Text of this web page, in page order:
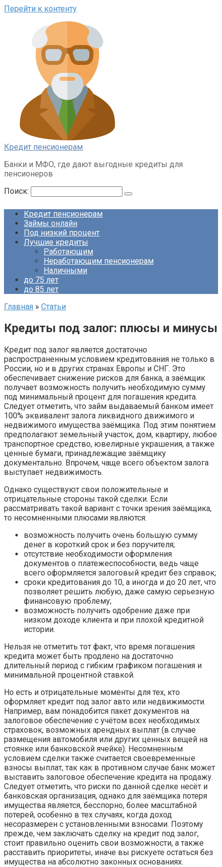
Перейти к контенту
Кредит пенсионерам
Банки и МФО, где дают выгодные кредиты для
пенсионеров
Поиск:
Кредит пенсионерам
Займы онлайн
Под низкий процент
Лучшие кредиты
Работающим
Неработающим пенсионерам
Наличными
до 75 лет
до 85 лет
Главная » Статьи
Кредиты под залог: плюсы и минусы
Кредит под залог является достаточно
распространенным условием кредитования не только в
России, но и в других странах Европы и СНГ. Это
обеспечивает снижение рисков для банка, а заёмщик
получает возможность получить необходимую сумму
под минимальный процент для погашения кредита.
Следует отметить, что займ выдаваемый банком имеет
100% эквивалент залога ликвидного движимого и
недвижимого имущества заёмщика. Под этим понятием
предполагают земельный участок, дом, квартиру, любое
транспортное средство, ювелирные украшения, а также
ценные бумаги, принадлежащие заёмщику
документально. Впрочем, чаще всего объектом залога
выступает недвижимость.
Однако существуют свои положительные и
отрицательные стороны такой сделки. Если
рассматривать такой вариант с точки зрения заёмщика,
то несомненными плюсами являются:
возможность получить очень большую сумму
денег в короткий срок и без поручителя;
отсутствие необходимости оформления
документов о платежеспособности, ведь чаще
всего оформляется залоговый кредит без справок;
сроки кредитования до 10, а иногда и до 20 лет, что
позволяет решить любую, даже самую серьезную
финансовую проблему;
возможность получить одобрение даже при
низком доходе клиента и при плохой кредитной
истории.
Нельзя не отметить тот факт, что время погашения
кредита может быть продлено на достаточно
длительный период с гибким графиком погашения и
минимальной процентной ставкой.
Но есть и отрицательные моменты для тех, кто
оформляет кредит под залог авто или недвижимости.
Например, вам понадобится пакет документов на
залоговое обеспечение с учётом всех необходимых
страховок, возможных арендных выплат (в случае
размещения автомобиля или других ценных вещей на
стоянке или банковской ячейке). Несомненным
условием сделки также считается своевременные
взносы выплат, так как в противном случае банк может
выставить залоговое обеспечение кредита на продажу.
Следует отметить, что риски по данной сделке несёт и
банковская организация, однако для заёмщика потеря
имущества является, бесспорно, более масштабной
потерей, особенно в тех случаях, когда доход
несоразмерен с установленными взносами. Поэтому
прежде, чем заключать сделку на кредит под залог,
стоит правильно оценить свои возможности, а также
расставить приоритеты, иначе вы рискуете остаться без
имущества на абсолютно законных основаниях.